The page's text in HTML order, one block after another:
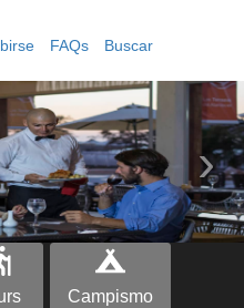
FAQs Buscar
›
Campismo